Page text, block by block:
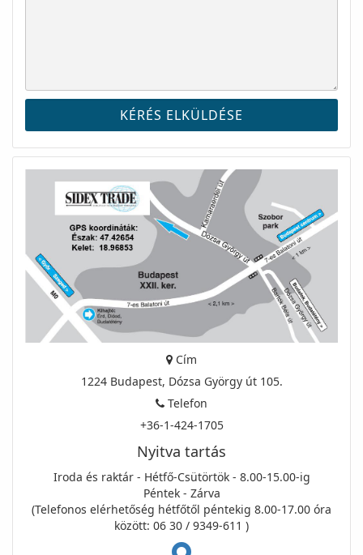
Cím
1224 Budapest, Dózsa György út 105.
Telefon
+36-1-424-1705
Nyitva tartás
Iroda és raktár - Hétfő-Csütörtök - 8.00-15.00-ig
Péntek - Zárva
(Telefonos elérhetőség hétfőtől péntekig 8.00-17.00 óra
között: 06 30 / 9349-611 )